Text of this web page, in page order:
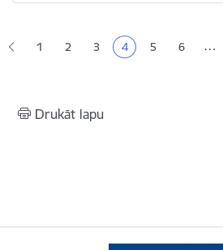
Lapa
1 Lapa
2 Lapa
3 Pašreizējā lapa
4 Lapa
5 Lapa
6 …
Drukāt lapu